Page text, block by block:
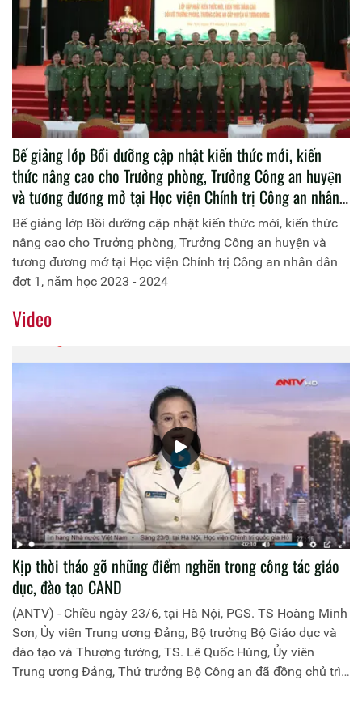
Bế giảng lớp Bồi dưỡng cập nhật kiến thức mới, kiến
thức nâng cao cho Trưởng phòng, Trưởng Công an huyện
và tương đương mở tại Học viện Chính trị Công an nhân
dân đợt 1, năm học 2023 - 2024
Bế giảng lớp Bồi dưỡng cập nhật kiến thức mới, kiến thức
nâng cao cho Trưởng phòng, Trưởng Công an huyện và
tương đương mở tại Học viện Chính trị Công an nhân dân
đợt 1, năm học 2023 - 2024
Video
Kịp thời tháo gỡ những điểm nghẽn trong công tác giáo
dục, đào tạo CAND
(ANTV) - Chiều ngày 23/6, tại Hà Nội, PGS. TS Hoàng Minh
Sơn, Ủy viên Trung ương Đảng, Bộ trưởng Bộ Giáo dục và
đào tạo và Thượng tướng, TS. Lê Quốc Hùng, Ủy viên
Trung ương Đảng, Thứ trưởng Bộ Công an đã đồng chủ trì